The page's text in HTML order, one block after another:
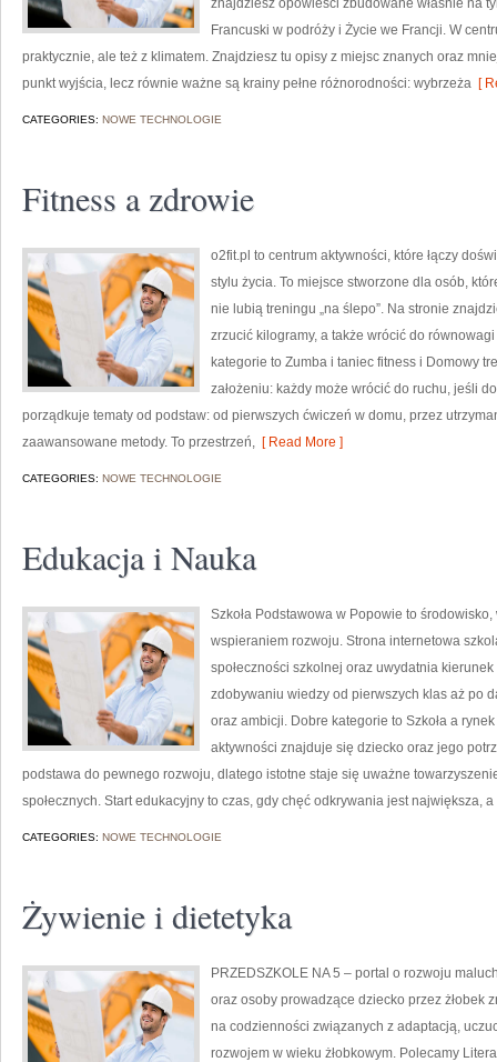
znajdziesz opowieści zbudowane właśnie na
Francuski w podróży i Życie we Francji. W
praktycznie, ale też z klimatem. Znajdziesz tu opisy z miejsc znanych oraz
punkt wyjścia, lecz równie ważne są krainy pełne różnorodności: wybrzeża [
CATEGORIES: NOWE TECHNOLOGIE
Fitness a zdrowie
o2fit.pl to centrum aktywności, które łączy
stylu życia. To miejsce stworzone dla osób,
nie lubią treningu „na ślepo”. Na stronie
zrzucić kilogramy, a także wrócić do
kategorie to Zumba i taniec fitness i Domowy
założeniu: każdy może wrócić do ruchu, jeśli
porządkuje tematy od podstaw: od pierwszych ćwiczeń w domu, przez
zaawansowane metody. To przestrzeń, [ Read More ]
CATEGORIES: NOWE TECHNOLOGIE
Edukacja i Nauka
Szkoła Podstawowa w Popowie to
wspieraniem rozwoju. Strona internetowa
społeczności szkolnej oraz uwydatnia
zdobywaniu wiedzy od pierwszych klas aż po
oraz ambicji. Dobre kategorie to Szkoła a
aktywności znajduje się dziecko oraz jego
podstawa do pewnego rozwoju, dlatego istotne staje się uważne
społecznych. Start edukacyjny to czas, gdy chęć odkrywania jest największa,
CATEGORIES: NOWE TECHNOLOGIE
Żywienie i dietetyka
PRZEDSZKOLE NA 5 – portal o rozwoju
oraz osoby prowadzące dziecko przez żłobek
na codzienności związanych z adaptacją,
rozwojem w wieku żłobkowym. Polecamy